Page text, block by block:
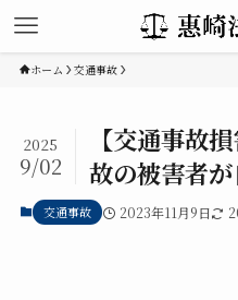
ホーム 交通事故
【交通事故
故の被害者が
2025
9/02
交通事故 2023年11月9日